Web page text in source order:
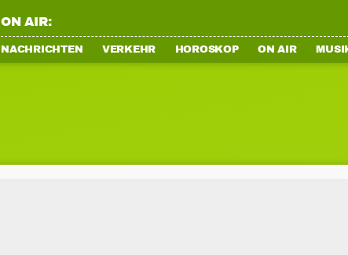
ON AIR:
NACHRICHTEN VERKEHR HOROSKOP ON AIR